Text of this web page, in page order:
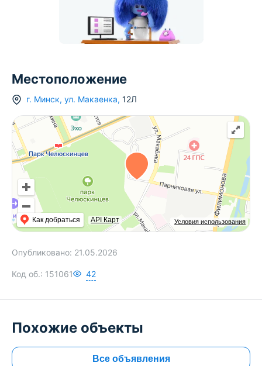
Местоположение
г. Минск, ул. Макаенка, 12Л
Условия использования
Как добраться API Карт
Опубликовано: 21.05.2026
Код об.: 151061 42
Похожие объекты
Все объявления